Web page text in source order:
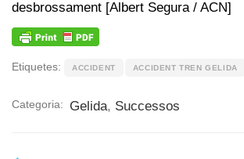
desbrossament [Albert Segura / ACN]
Etiquetes: ACCIDENT ACCIDENT TREN GELIDA
Categoria: Gelida, Successos